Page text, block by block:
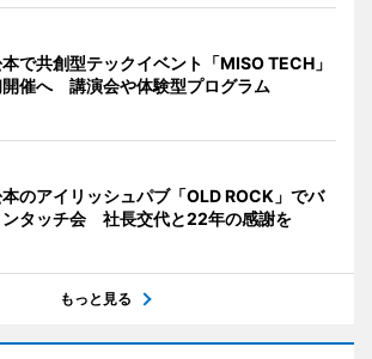
で共創型テックイベント「MISO TECH」
催へ 講演会や体験型プログラム
のアイリッシュパブ「OLD ROCK」でバ
ンタッチ会 社長交代と22年の感謝を
もっと見る